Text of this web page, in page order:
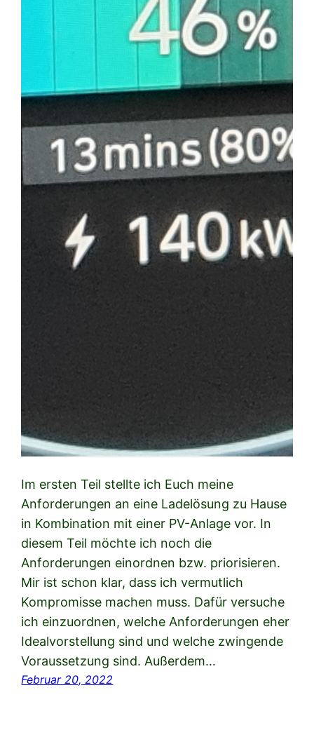
Im ersten Teil stellte ich Euch meine
Anforderungen an eine Ladelösung zu Hause
in Kombination mit einer PV-Anlage vor. In
diesem Teil möchte ich noch die
Anforderungen einordnen bzw. priorisieren.
Mir ist schon klar, dass ich vermutlich
Kompromisse machen muss. Dafür versuche
ich einzuordnen, welche Anforderungen eher
Idealvorstellung sind und welche zwingende
Voraussetzung sind. Außerdem…
Februar 20, 2022